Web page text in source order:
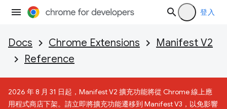
登入
Docs Chrome Extensions
Manifest V2
Reference
2026 年 8 月 31 日起，Manifest V2 擴充功能將從 Chrome 線上應
用程式商店下架。請立即將擴充功能遷移到 Manifest V3，以免影響